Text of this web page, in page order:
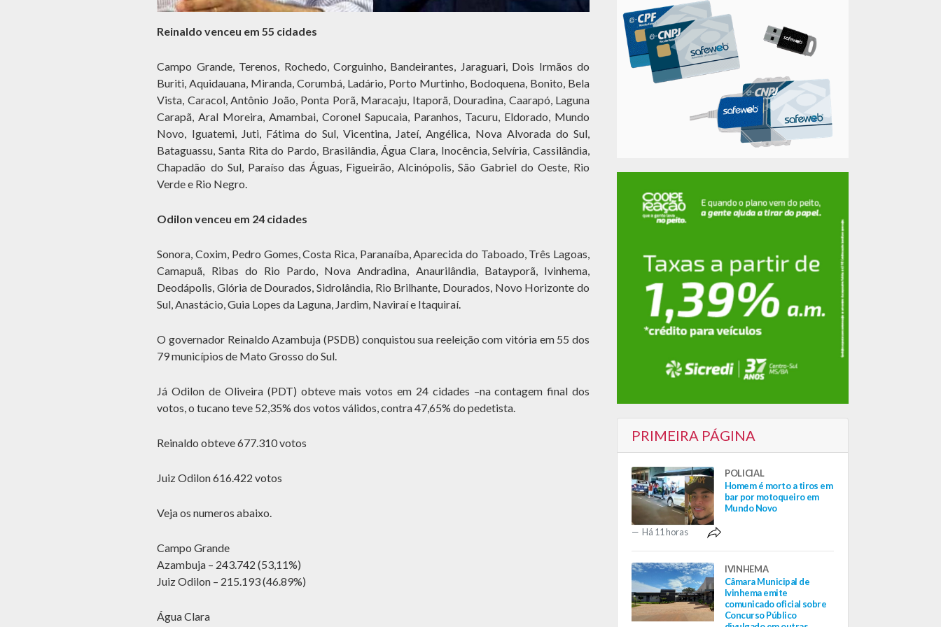
Reinaldo venceu em 55 cidades
Campo Grande, Terenos, Rochedo, Corguinho, Bandeirantes, Jaraguari, Dois Irmãos do
Buriti, Aquidauana, Miranda, Corumbá, Ladário, Porto Murtinho, Bodoquena, Bonito, Bela
Vista, Caracol, Antônio João, Ponta Porã, Maracaju, Itaporã, Douradina, Caarapó, Laguna
Carapã, Aral Moreira, Amambai, Coronel Sapucaia, Paranhos, Tacuru, Eldorado, Mundo
Novo, Iguatemi, Juti, Fátima do Sul, Vicentina, Jateí, Angélica, Nova Alvorada do Sul,
Bataguassu, Santa Rita do Pardo, Brasilândia, Água Clara, Inocência, Selvíria, Cassilândia,
Chapadão do Sul, Paraíso das Águas, Figueirão, Alcinópolis, São Gabriel do Oeste, Rio
Verde e Rio Negro.
Odilon venceu em 24 cidades
Sonora, Coxim, Pedro Gomes, Costa Rica, Paranaíba, Aparecida do Taboado, Três Lagoas,
Camapuã, Ribas do Rio Pardo, Nova Andradina, Anaurilândia, Batayporã, Ivinhema,
Deodápolis, Glória de Dourados, Sidrolândia, Rio Brilhante, Dourados, Novo Horizonte do
Sul, Anastácio, Guia Lopes da Laguna, Jardim, Naviraí e Itaquiraí.
O governador Reinaldo Azambuja (PSDB) conquistou sua reeleição com vitória em 55 dos
79 municípios de Mato Grosso do Sul.
Já Odilon de Oliveira (PDT) obteve mais votos em 24 cidades –na contagem final dos
votos, o tucano teve 52,35% dos votos válidos, contra 47,65% do pedetista.
Reinaldo obteve 677.310 votos
Juiz Odilon 616.422 votos
Veja os numeros abaixo.
Campo Grande
Azambuja – 243.742 (53,11%)
Juiz Odilon – 215.193 (46.89%)
Água Clara
PRIMEIRA PÁGINA
POLICIAL
Homem é morto a tiros em
bar por motoqueiro em
Mundo Novo
Há 11 horas
IVINHEMA
Câmara Municipal de
Ivinhema emite
comunicado oficial sobre
Concurso Público